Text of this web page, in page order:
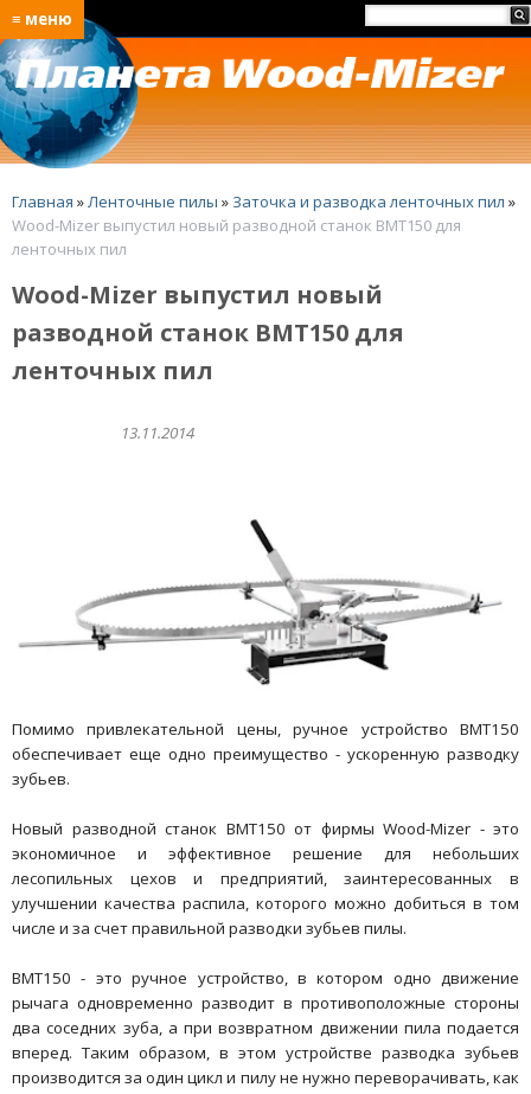
≡ меню
Главная »Ленточные пилы » Заточка и разводка ленточных пил »
Wood-Mizer выпустил новый разводной станок BMT150 для
ленточных пил
Wood-Mizer выпустил новый
разводной станок BMT150 для
ленточных пил
13.11.2014
Помимо привлекательной цены, ручное устройство BMT150
обеспечивает еще одно преимущество - ускоренную разводку
зубьев.
Новый разводной станок BMT150 от фирмы Wood-Mizer - это
экономичное и эффективное решение для небольших
лесопильных цехов и предприятий, заинтересованных в
улучшении качества распила, которого можно добиться в том
числе и за счет правильной разводки зубьев пилы.
BMT150 - это ручное устройство, в котором одно движение
рычага одновременно разводит в противоположные стороны
два соседних зуба, а при возвратном движении пила подается
вперед. Таким образом, в этом устройстве разводка зубьев
производится за один цикл и пилу не нужно переворачивать, как